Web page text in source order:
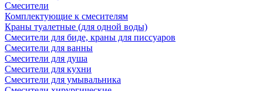
Смесители
Комплектующие к смесителям
Краны туалетные (для одной воды)
Смесители для биде, краны для писсуаров
Смесители для ванны
Смесители для душа
Смесители для кухни
Смесители для умывальника